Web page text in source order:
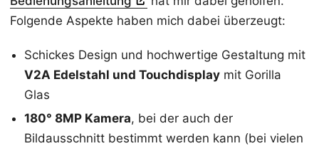
Folgende Aspekte haben mich dabei überzeugt:
Schickes Design und hochwertige Gestaltung mit
V2A Edelstahl und Touchdisplay mit Gorilla
Glas
180° 8MP Kamera, bei der auch der
Bildausschnitt bestimmt werden kann (bei vielen